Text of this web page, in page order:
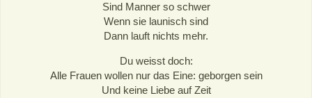
Sind Manner so schwer
Wenn sie launisch sind
Dann lauft nichts mehr.
Du weisst doch:
Alle Frauen wollen nur das Eine: geborgen sein
Und keine Liebe auf Zeit